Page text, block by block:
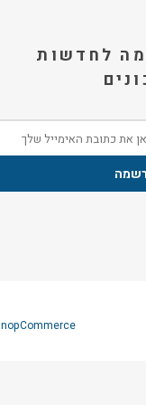
לחדשות
nopCommerce